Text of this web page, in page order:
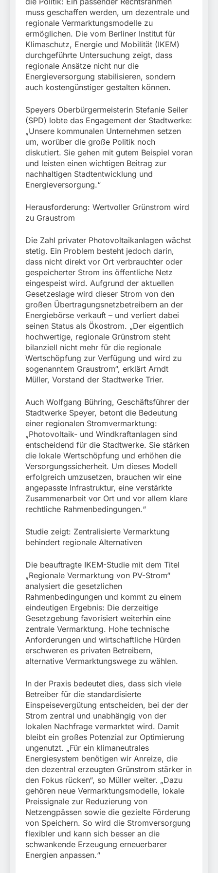
Beinahekollision an
Bahnübergang in Aubing
/ Bundespolizei ermittelt
wegen gefährlichen
Eingriffs in den
Bahnverkehr
5. August 2026
muss geschaffen werden, um dezentrale und
regionale Vermarktungsmodelle zu
ermöglichen. Die vom Berliner Institut für
Klimaschutz, Energie und Mobilität (IKEM)
durchgeführte Untersuchung zeigt, dass
regionale Ansätze nicht nur die
Energieversorgung stabilisieren, sondern
auch kostengünstiger gestalten können.
Speyers Oberbürgermeisterin Stefanie Seiler
(SPD) lobte das Engagement der Stadtwerke:
„Unsere kommunalen Unternehmen setzen
um, worüber die große Politik noch
diskutiert. Sie gehen mit gutem Beispiel voran
und leisten einen wichtigen Beitrag zur
nachhaltigen Stadtentwicklung und
Energieversorgung.“
Herausforderung: Wertvoller Grünstrom wird
zu Graustrom
Die Zahl privater Photovoltaikanlagen wächst
stetig. Ein Problem besteht jedoch darin,
dass nicht direkt vor Ort verbrauchter oder
gespeicherter Strom ins öffentliche Netz
eingespeist wird. Aufgrund der aktuellen
Gesetzeslage wird dieser Strom von den
großen Übertragungsnetzbetreibern an der
Energiebörse verkauft – und verliert dabei
seinen Status als Ökostrom. „Der eigentlich
hochwertige, regionale Grünstrom steht
bilanziell nicht mehr für die regionale
Wertschöpfung zur Verfügung und wird zu
sogenanntem Graustrom“, erklärt Arndt
Müller, Vorstand der Stadtwerke Trier.
Auch Wolfgang Bühring, Geschäftsführer der
Stadtwerke Speyer, betont die Bedeutung
einer regionalen Stromvermarktung:
„Photovoltaik- und Windkraftanlagen sind
entscheidend für die Stadtwerke. Sie stärken
die lokale Wertschöpfung und erhöhen die
Versorgungssicherheit. Um dieses Modell
erfolgreich umzusetzen, brauchen wir eine
angepasste Infrastruktur, eine verstärkte
Zusammenarbeit vor Ort und vor allem klare
rechtliche Rahmenbedingungen.“
Studie zeigt: Zentralisierte Vermarktung
behindert regionale Alternativen
Die beauftragte IKEM-Studie mit dem Titel
„Regionale Vermarktung von PV-Strom“
analysiert die gesetzlichen
Rahmenbedingungen und kommt zu einem
eindeutigen Ergebnis: Die derzeitige
Gesetzgebung favorisiert weiterhin eine
zentrale Vermarktung. Hohe technische
Anforderungen und wirtschaftliche Hürden
erschweren es privaten Betreibern,
alternative Vermarktungswege zu wählen.
In der Praxis bedeutet dies, dass sich viele
Betreiber für die standardisierte
Einspeisevergütung entscheiden, bei der der
Strom zentral und unabhängig von der
lokalen Nachfrage vermarktet wird. Damit
bleibt ein großes Potenzial zur Optimierung
ungenutzt. „Für ein klimaneutrales
Energiesystem benötigen wir Anreize, die
den dezentral erzeugten Grünstrom stärker in
den Fokus rücken“, so Müller weiter. „Dazu
gehören neue Vermarktungsmodelle, lokale
Preissignale zur Reduzierung von
Netzengpässen sowie die gezielte Förderung
von Speichern. So wird die Stromversorgung
flexibler und kann sich besser an die
schwankende Erzeugung erneuerbarer
Energien anpassen.“